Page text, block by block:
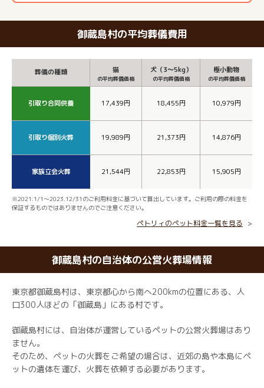
御蔵島村の平均葬儀費用
葬儀の種類 猫
の平均葬儀価格
犬（3～5kg）
の平均葬儀価格
極小動物
の平均葬儀価格
引取り合同供養 17,439円 18,455円 10,979円
引取り個別火葬 19,989円 21,373円 14,876円
家族立会火葬 21,544円 22,853円 15,905円
※2021.1/1～2023.12/31のご利用料金に基づいて算出しています。ご利用の際の料金を
保証するものではありませんのでご注意ください。
ペトリィのペット料金一覧を見る
御蔵島村の自治体の公営火葬場情報
東京都御蔵島村は、東京都心から南へ200kmの位置にある、人
口300人ほどの「御蔵島」にある村です。
御蔵島村には、自治体が運営しているペットの公営火葬場はあり
ません。
そのため、ペットの火葬をご希望の場合は、近郊の島や本島にペ
ットの遺体を運び、火葬を依頼する必要があります。